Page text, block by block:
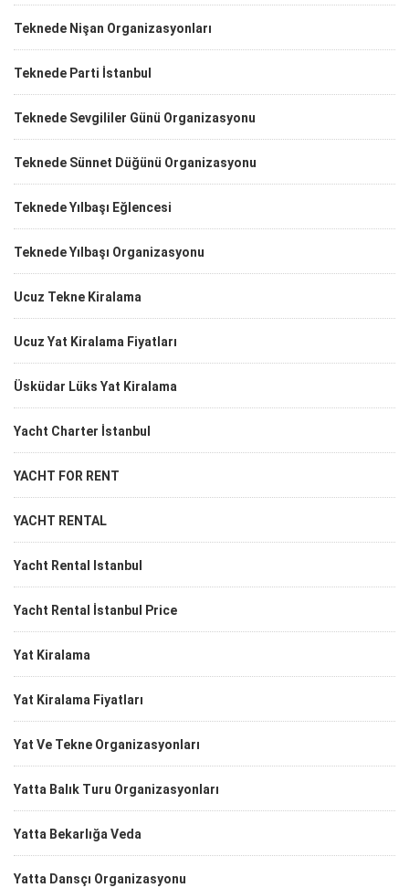
Teknede Nişan Organizasyonları
Teknede Parti İstanbul
Teknede Sevgililer Günü Organizasyonu
Teknede Sünnet Düğünü Organizasyonu
Teknede Yılbaşı Eğlencesi
Teknede Yılbaşı Organizasyonu
Ucuz Tekne Kiralama
Ucuz Yat Kiralama Fiyatları
Üsküdar Lüks Yat Kiralama
Yacht Charter İstanbul
YACHT FOR RENT
YACHT RENTAL
Yacht Rental Istanbul
Yacht Rental İstanbul Price
Yat Kiralama
Yat Kiralama Fiyatları
Yat Ve Tekne Organizasyonları
Yatta Balık Turu Organizasyonları
Yatta Bekarlığa Veda
Yatta Dansçı Organizasyonu